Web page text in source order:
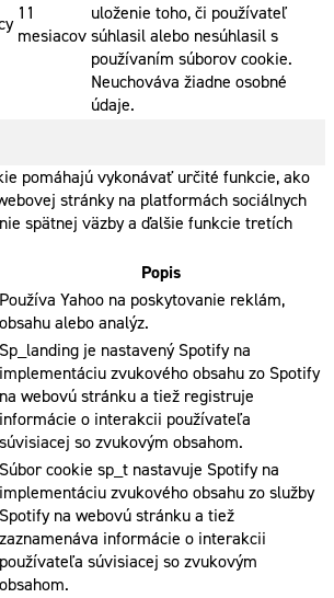
11
mesiacov
uloženie toho, či používateľ
súhlasil alebo nesúhlasil s
používaním súborov cookie.
Neuchováva žiadne osobné
údaje.
pomáhajú vykonávať určité funkcie, ako
stránky na platformách sociálnych
spätnej väzby a ďalšie funkcie tretích
Popis
Používa Yahoo na poskytovanie reklám,
obsahu alebo analýz.
Sp_landing je nastavený Spotify na
implementáciu zvukového obsahu zo Spotify
na webovú stránku a tiež registruje
informácie o interakcii používateľa
súvisiacej so zvukovým obsahom.
Súbor cookie sp_t nastavuje Spotify na
implementáciu zvukového obsahu zo služby
Spotify na webovú stránku a tiež
zaznamenáva informácie o interakcii
používateľa súvisiacej so zvukovým
obsahom.